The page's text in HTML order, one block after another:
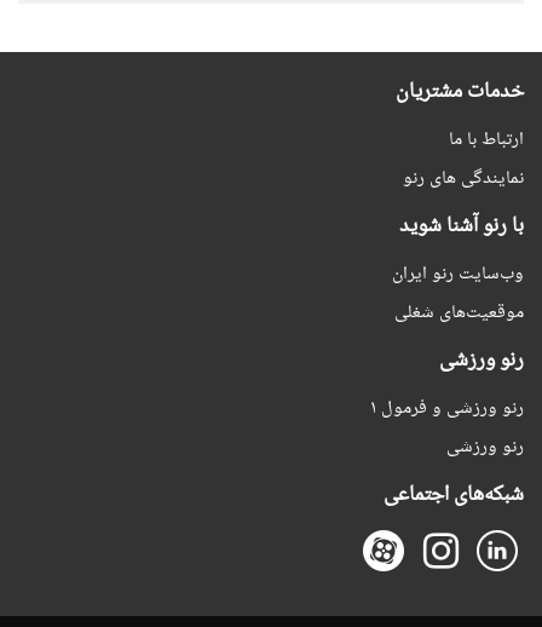
خدمات مشتریان
ارتباط با ما
نمایندگی های رنو
با رنو آشنا شوید
وب‌سایت رنو ایران
موقعیت‌های شغلی
رنو ورزشی
رنو ورزشی و فرمول ۱
رنو ورزشی
شبکه‌های اجتماعی